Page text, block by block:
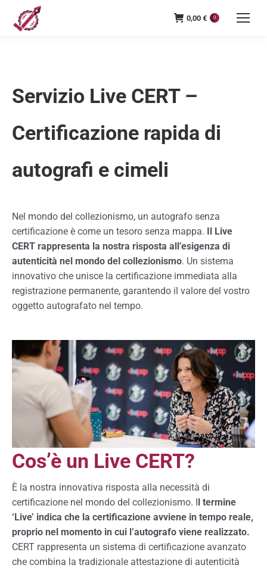
0,00 € 0
Servizio Live CERT –
Certificazione rapida di
autografi e cimeli
Nel mondo del collezionismo, un autografo senza
certificazione è come un tesoro senza mappa. Il Live
CERT rappresenta la nostra risposta all’esigenza di
autenticità nel mondo del collezionismo. Un sistema
innovativo che unisce la certificazione immediata alla
registrazione permanente, garantendo il valore del vostro
oggetto autografato nel tempo.
Cos’è un Live CERT?
È la nostra innovativa risposta alla necessità di
certificazione nel mondo del collezionismo. Il termine
‘Live’ indica che la certificazione avviene in tempo reale,
proprio nel momento in cui l’autografo viene realizzato.
CERT rappresenta un sistema di certificazione avanzato
che combina la tradizionale attestazione di autenticità